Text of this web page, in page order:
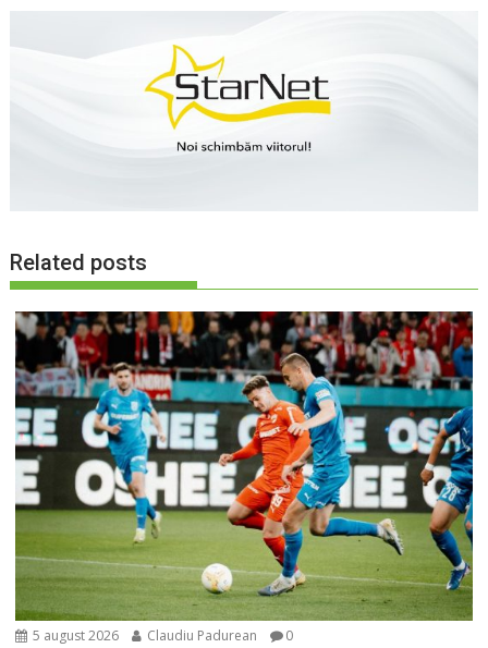
Related posts
5 august 2026 Claudiu Padurean 0